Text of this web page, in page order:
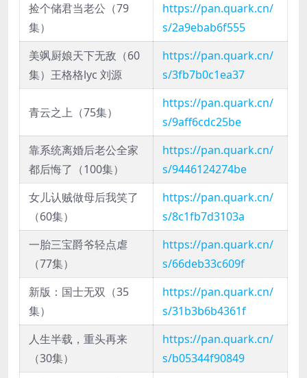
捡个储君当老公（79
集）
https://pan.quark.cn/
s/2a9ebab6f555
美飒厨娘天下无敌（60
集）王格格lyc 刘源
https://pan.quark.cn/
s/3fb7b0c1ea37
青云之上（75集）
https://pan.quark.cn/
s/9aff6cdc25be
靠系统离婚后老公全家
都后悔了（100集）
https://pan.quark.cn/
s/9446124274be
女儿认贼做母后我笑了
（60集）
https://pan.quark.cn/
s/8c1fb7d3103a
一胎三宝爵爷轻点虐
（77集）
https://pan.quark.cn/
s/66deb33c609f
新版：国士无双（35
集）
https://pan.quark.cn/
s/31b3b6b4361f
人生半载，重头再来
（30集）
https://pan.quark.cn/
s/b05344f90849